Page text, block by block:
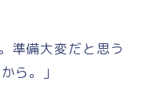
準備大変だと思う
ら。」